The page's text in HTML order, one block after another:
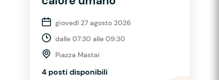
giovedì 27 agosto 2026
dalle 07:30 alle 09:30
Piazza Mastai
4 posti disponibili